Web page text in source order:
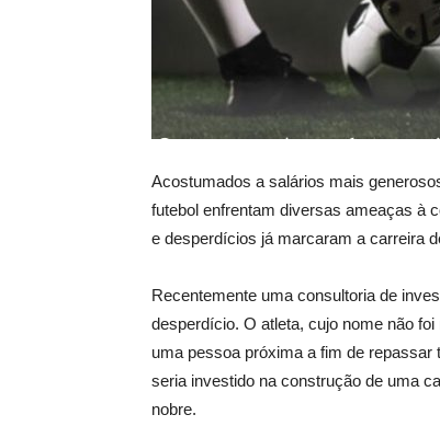
Acostumados a salários mais
futebol enfrentam diversas ameaças à
e desperdícios já marcaram a carreira
Recentemente uma consultoria de
desperdício. O atleta, cujo nome não
uma pessoa próxima a fim de
seria investido na construção de uma
nobre.